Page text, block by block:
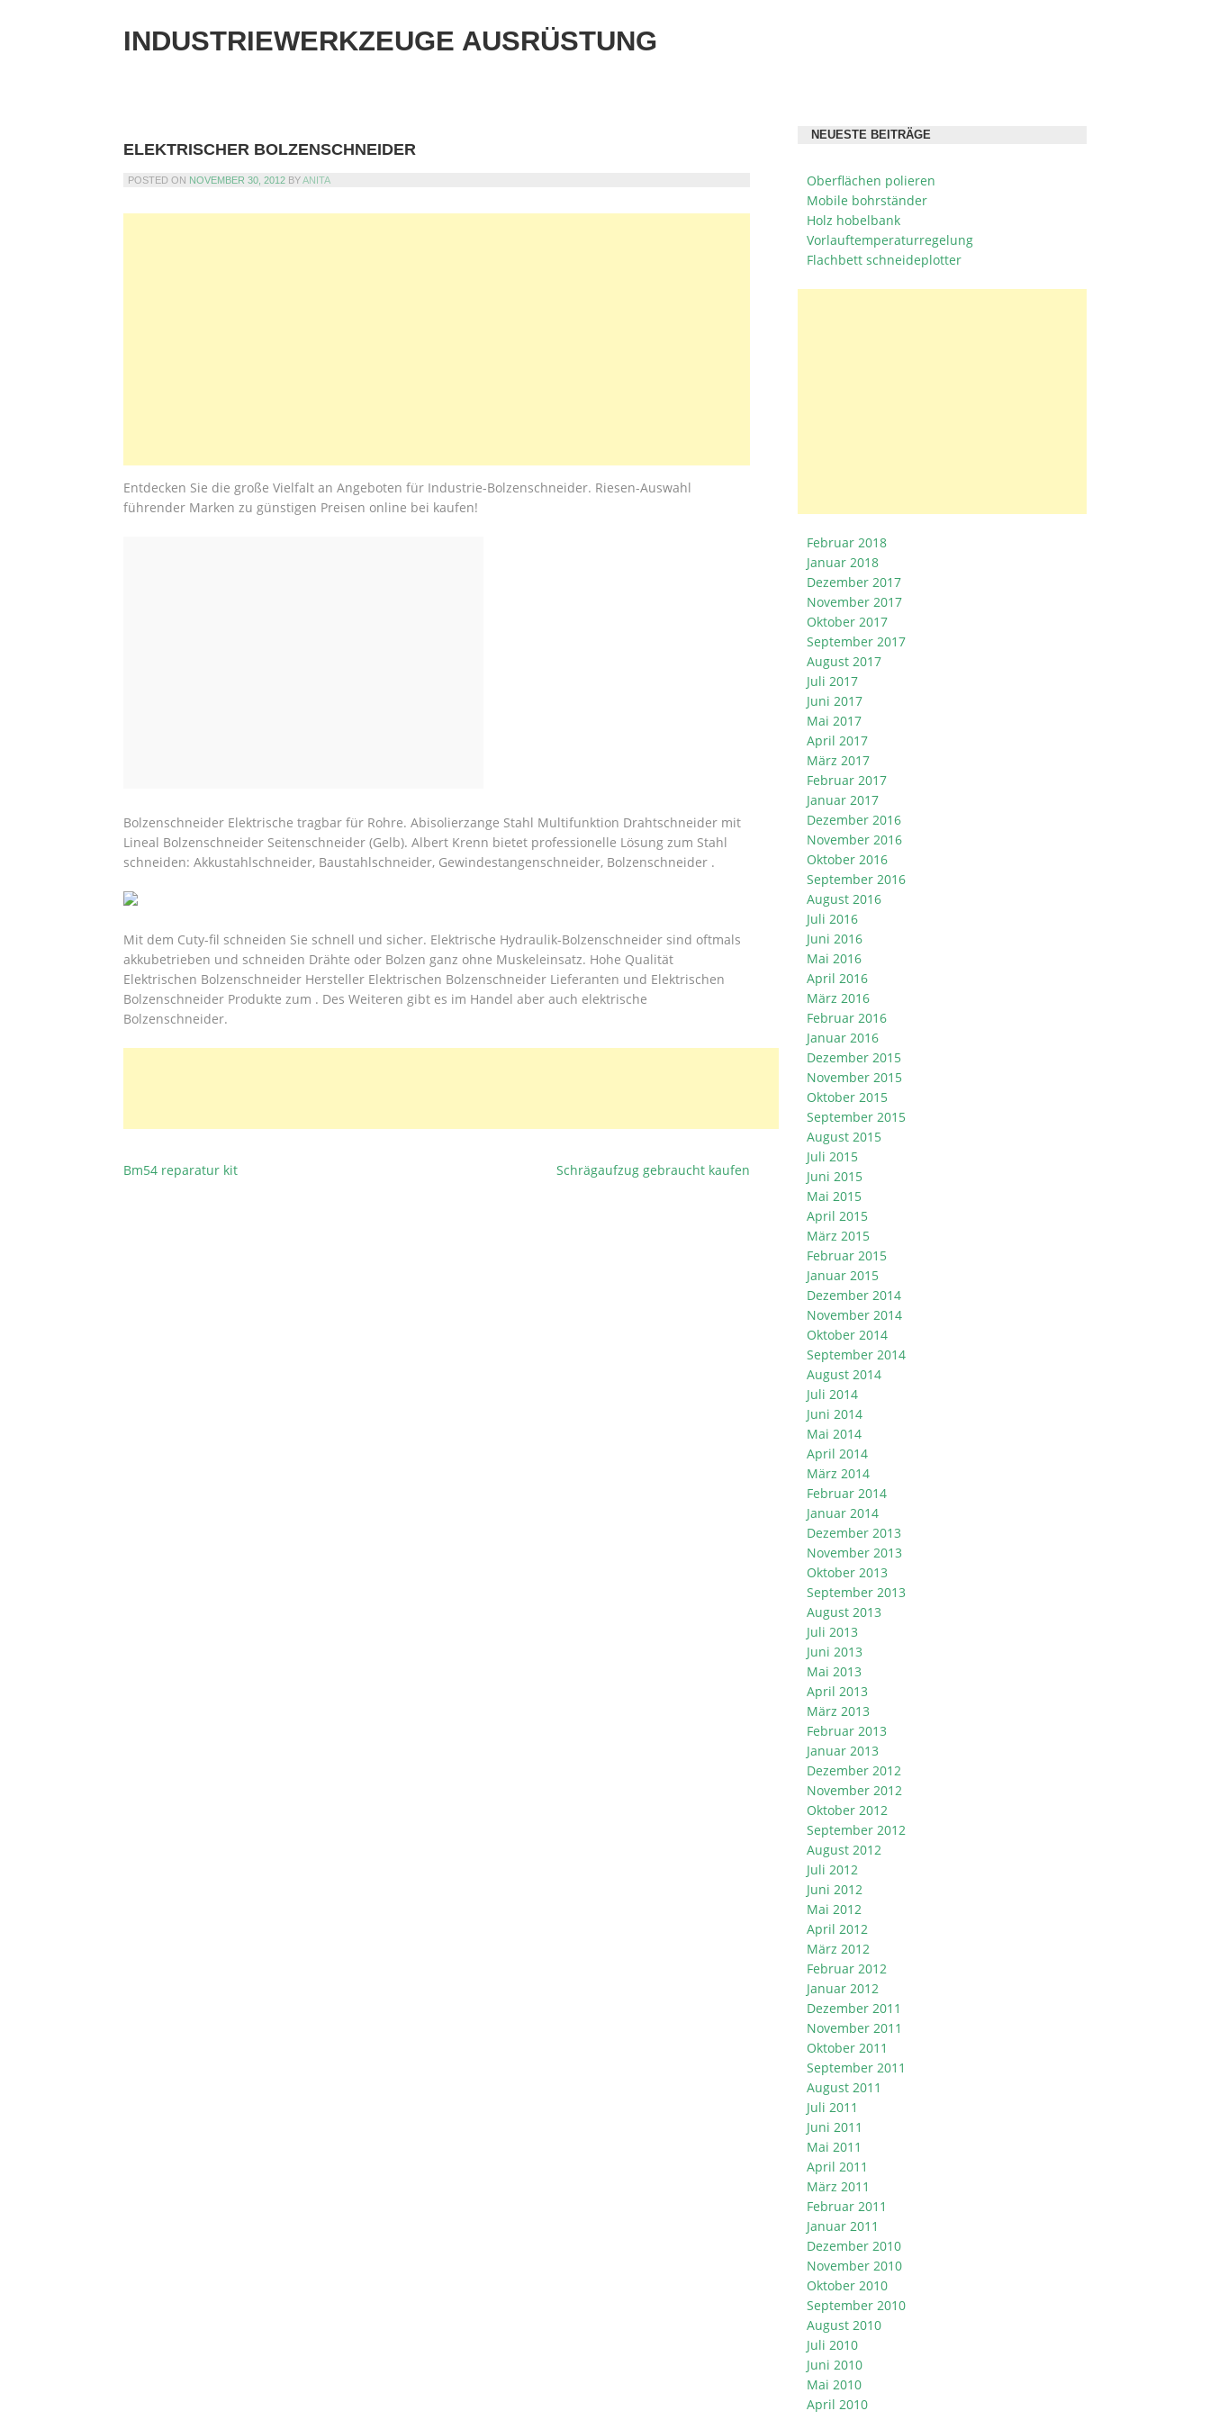
INDUSTRIEWERKZEUGE AUSRÜSTUNG
ELEKTRISCHER BOLZENSCHNEIDER
POSTED ON NOVEMBER 30, 2012 BYANITA
Entdecken Sie die große Vielfalt an Angeboten für Industrie-Bolzenschneider. Riesen-Auswahl
führender Marken zu günstigen Preisen online bei kaufen!
Bolzenschneider Elektrische tragbar für Rohre. Abisolierzange Stahl Multifunktion Drahtschneider mit
Lineal Bolzenschneider Seitenschneider (Gelb). Albert Krenn bietet professionelle Lösung zum Stahl
schneiden: Akkustahlschneider, Baustahlschneider, Gewindestangenschneider, Bolzenschneider .
Mit dem Cuty-fil schneiden Sie schnell und sicher. Elektrische Hydraulik-Bolzenschneider sind oftmals
akkubetrieben und schneiden Drähte oder Bolzen ganz ohne Muskeleinsatz. Hohe Qualität
Elektrischen Bolzenschneider Hersteller Elektrischen Bolzenschneider Lieferanten und Elektrischen
Bolzenschneider Produkte zum . Des Weiteren gibt es im Handel aber auch elektrische
Bolzenschneider.
BEITRAGSNAVIGATION
Bm54 reparatur kit Schrägaufzug gebraucht kaufen
NEUESTE BEITRÄGE
Oberflächen polieren
Mobile bohrständer
Holz hobelbank
Vorlauftemperaturregelung
Flachbett schneideplotter
Februar 2018
Januar 2018
Dezember 2017
November 2017
Oktober 2017
September 2017
August 2017
Juli 2017
Juni 2017
Mai 2017
April 2017
März 2017
Februar 2017
Januar 2017
Dezember 2016
November 2016
Oktober 2016
September 2016
August 2016
Juli 2016
Juni 2016
Mai 2016
April 2016
März 2016
Februar 2016
Januar 2016
Dezember 2015
November 2015
Oktober 2015
September 2015
August 2015
Juli 2015
Juni 2015
Mai 2015
April 2015
März 2015
Februar 2015
Januar 2015
Dezember 2014
November 2014
Oktober 2014
September 2014
August 2014
Juli 2014
Juni 2014
Mai 2014
April 2014
März 2014
Februar 2014
Januar 2014
Dezember 2013
November 2013
Oktober 2013
September 2013
August 2013
Juli 2013
Juni 2013
Mai 2013
April 2013
März 2013
Februar 2013
Januar 2013
Dezember 2012
November 2012
Oktober 2012
September 2012
August 2012
Juli 2012
Juni 2012
Mai 2012
April 2012
März 2012
Februar 2012
Januar 2012
Dezember 2011
November 2011
Oktober 2011
September 2011
August 2011
Juli 2011
Juni 2011
Mai 2011
April 2011
März 2011
Februar 2011
Januar 2011
Dezember 2010
November 2010
Oktober 2010
September 2010
August 2010
Juli 2010
Juni 2010
Mai 2010
April 2010